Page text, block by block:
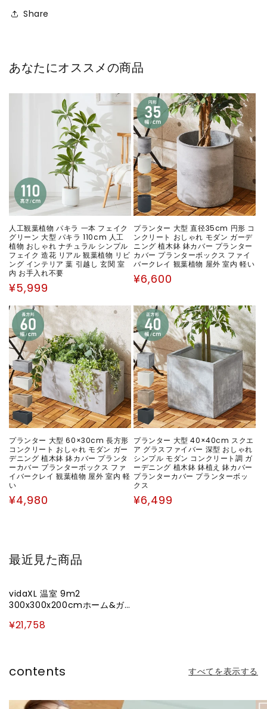
Share
あなたにオススメの商品
人工観葉植物 パキラ 一本 フェイク
グリーン 大型 パキラ 110cm 人工
植物 おしゃれ ナチュラル シンプル
フェイク 造花 リアル 観葉植物 リビ
ング インテリア 葉 引越し 玄関 室
内 お手入れ不要
通
価
格
¥5,999
プランター 大型 直径35cm 円形 コ
ンクリート おしゃれ モダン ガーデ
ニング 植木鉢 鉢カバー プランター
カバー プランターボックス ファイ
バークレイ 観葉植物 屋外 室内 軽い
通
価
格
¥6,600
プランター 大型 60×30cm 長方形
コンクリート おしゃれ モダン ガー
デニング 植木鉢 鉢カバー プランタ
ーカバー プランターボックス ファ
イバークレイ 観葉植物 屋外 室内 軽
い
通
¥4,980
プランター 大型 40×40cm スクエ
ア グラスファイバー 深型 おしゃれ
シンプル モダン コンクリート調 ガ
ーデニング 植木鉢 鉢植え 鉢カバー
プランターカバー プランターボッ
クス
通
¥6,499
最近見た商品
vidaXL 温室 9m2
300x300x200cmホーム&ガ
ング グリーンハウス・温室(代
¥21,758
contents すべてを表示する